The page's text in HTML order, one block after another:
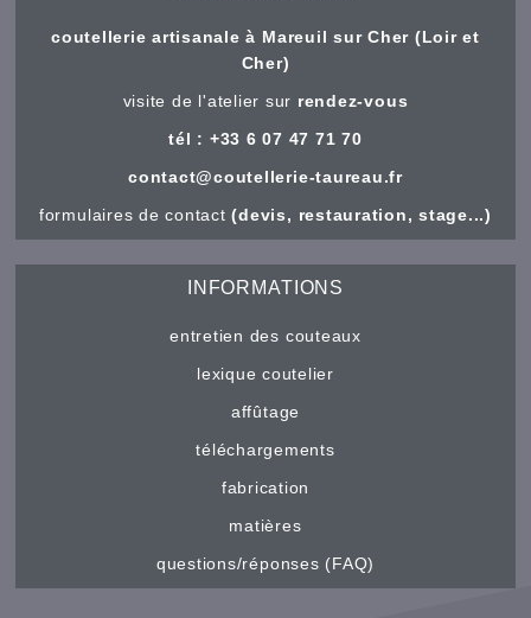
coutellerie artisanale à Mareuil sur Cher (Loir et
Cher)
visite de l'atelier sur rendez-vous
tél : +33 6 07 47 71 70
contact@coutellerie-taureau.fr
formulaires de contact(devis, restauration, stage...)
INFORMATIONS
entretien des couteaux
lexique coutelier
affûtage
téléchargements
fabrication
matières
questions/réponses (FAQ)